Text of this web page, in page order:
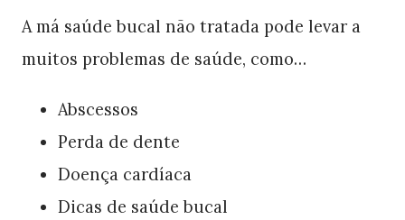
A má saúde bucal não tratada pode levar a
muitos problemas de saúde, como…
Abscessos
Perda de dente
Doença cardíaca
Dicas de saúde bucal